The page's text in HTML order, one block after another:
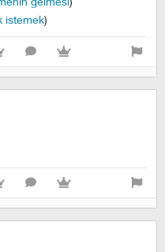
istemek)